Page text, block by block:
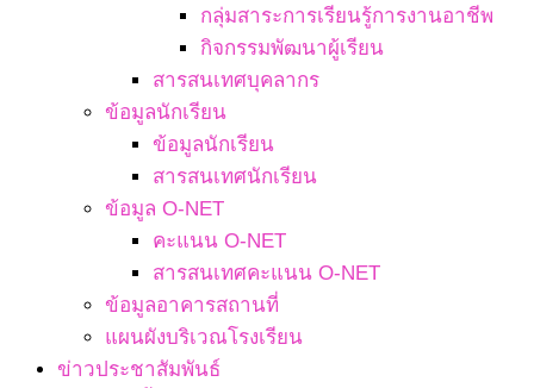
กลุ่มสาระการเรียนรู้การงานอาชีพ
กิจกรรมพัฒนาผู้เรียน
สารสนเทศบุคลากร
ข้อมูลนักเรียน
ข้อมูลนักเรียน
สารสนเทศนักเรียน
ข้อมูล O-NET
คะแนน O-NET
สารสนเทศคะแนน O-NET
ข้อมูลอาคารสถานที่
แผนผังบริเวณโรงเรียน
ข่าวประชาสัมพันธ์